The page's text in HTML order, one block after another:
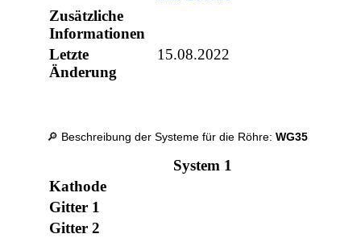
Zusätzliche
Informationen
Letzte
Änderung
15.08.2022
🔎 Beschreibung der Systeme für die Röhre:WG35
System 1
Kathode
Gitter 1
Gitter 2